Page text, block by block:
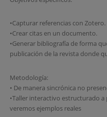
•Capturar referencias con Zotero.
•Crear citas en un documento.
•Generar bibliografía de forma
publicación de la revista donde
Metodología:
• De manera sincrónica no
•Taller interactivo estructurado
veremos ejemplos reales